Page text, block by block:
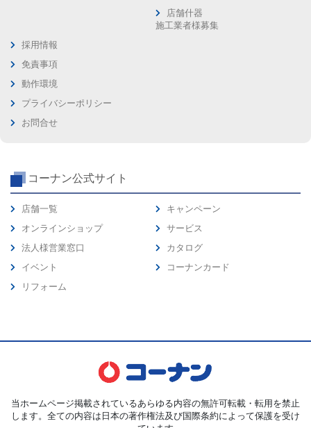
店舗什器
施工業者様募集
採用情報
免責事項
動作環境
プライバシーポリシー
お問合せ
コーナン公式サイト
店舗一覧
オンラインショップ
法人様営業窓口
イベント
リフォーム
キャンペーン
サービス
カタログ
コーナンカード
当ホームページ掲載されているあらゆる内容の無許可転載・転用を禁止
します。全ての内容は日本の著作権法及び国際条約によって保護を受け